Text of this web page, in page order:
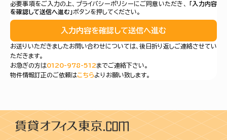
必要事項をご入力の上、プライバシーポリシーにご同意いただき、
「入力内容
を確認して送信へ進む」ボタンを押してください。
入力内容を確認して送信へ進む
お送りいただきましたお問い合わせについては、後日折り返しご連絡させてい
ただきます。
お急ぎの方は0120-978-512までご連絡下さい。
物件情報訂正のご依頼はこちらよりお願い致します。